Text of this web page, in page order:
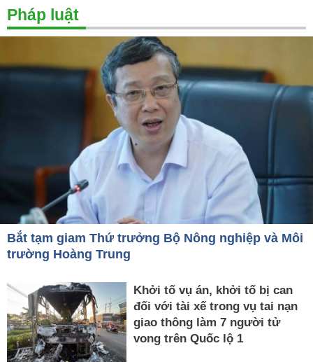
Pháp luật
Bắt tạm giam Thứ trưởng Bộ Nông nghiệp và Môi
trường Hoàng Trung
Khởi tố vụ án, khởi tố bị can
đối với tài xế trong vụ tai nạn
giao thông làm 7 người tử
vong trên Quốc lộ 1